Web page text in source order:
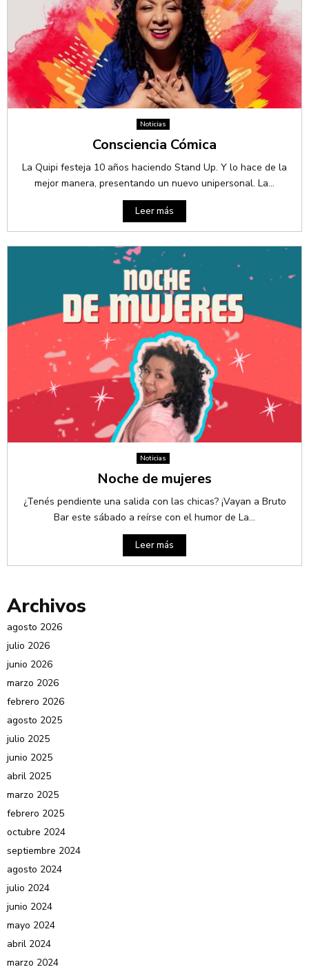
Noticias
Consciencia Cómica
La Quipi festeja 10 años haciendo Stand Up. Y lo hace de la
mejor manera, presentando un nuevo unipersonal. La...
Leer más
Noticias
Noche de mujeres
¿Tenés pendiente una salida con las chicas? ¡Vayan a Bruto
Bar este sábado a reírse con el humor de La...
Leer más
Archivos
agosto 2026
julio 2026
junio 2026
marzo 2026
febrero 2026
agosto 2025
julio 2025
junio 2025
abril 2025
marzo 2025
febrero 2025
octubre 2024
septiembre 2024
agosto 2024
julio 2024
junio 2024
mayo 2024
abril 2024
marzo 2024